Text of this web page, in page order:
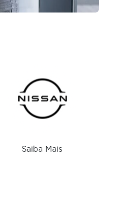
Saiba Mais